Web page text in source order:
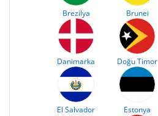
Brezilya Brunei
Danimarka Doğu Timor
El Salvador Estonya